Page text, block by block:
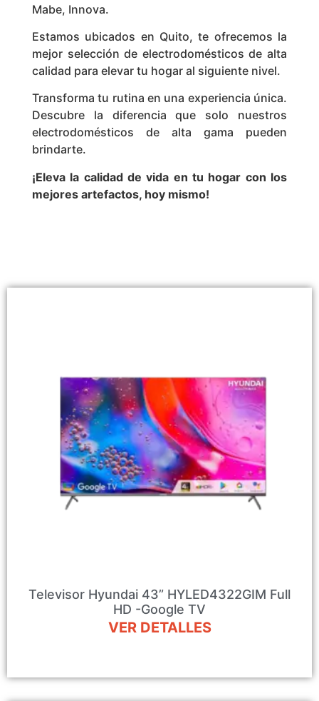
Mabe, Innova.
Estamos ubicados en Quito, te ofrecemos la
mejor selección de electrodomésticos de alta
calidad para elevar tu hogar al siguiente nivel.
Transforma tu rutina en una experiencia única.
Descubre la diferencia que solo nuestros
electrodomésticos de alta gama pueden
brindarte.
¡Eleva la calidad de vida en tu hogar con los
mejores artefactos, hoy mismo!
Televisor Hyundai 43” HYLED4322GIM Full
HD -Google TV
VER DETALLES